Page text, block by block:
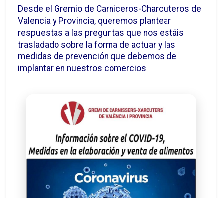
Desde el Gremio de Carniceros-Charcuteros de
Valencia y Provincia, queremos plantear
respuestas a las preguntas que nos estáis
trasladado sobre la forma de actuar y las
medidas de prevención que debemos de
implantar en nuestros comercios